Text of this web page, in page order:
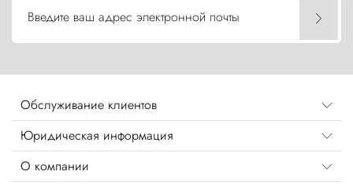
Введите ваш адрес электронной почты
Обслуживание клиентов
Юридическая информация
О компании